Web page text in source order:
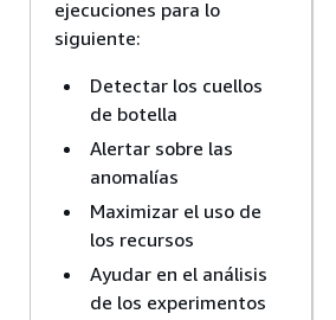
ejecuciones para lo
siguiente:
Detectar los cuellos
de botella
Alertar sobre las
anomalías
Maximizar el uso de
los recursos
Ayudar en el análisis
de los experimentos